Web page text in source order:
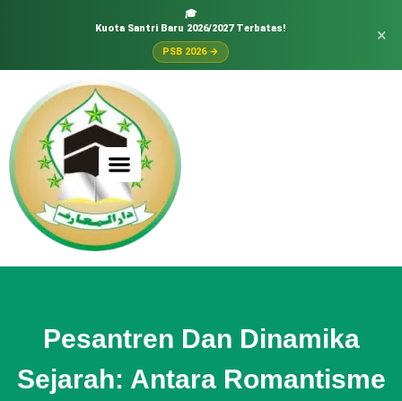
🎓
Kuota Santri Baru 2026/2027 Terbatas!
PSB 2026 →
×
Pesantren Dan Dinamika
Sejarah: Antara Romantisme